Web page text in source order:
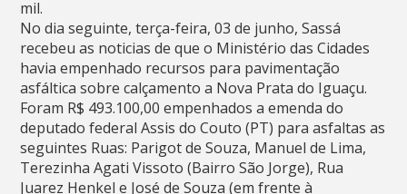
mil.
No dia seguinte, terça-feira, 03 de junho, Sassá
recebeu as noticias de que o Ministério das Cidades
havia empenhado recursos para pavimentação
asfáltica sobre calçamento a Nova Prata do Iguaçu.
Foram R$ 493.100,00 empenhados a emenda do
deputado federal Assis do Couto (PT) para asfaltas as
seguintes Ruas: Parigot de Souza, Manuel de Lima,
Terezinha Agati Vissoto (Bairro São Jorge), Rua
Juarez Henkel e José de Souza (em frente à